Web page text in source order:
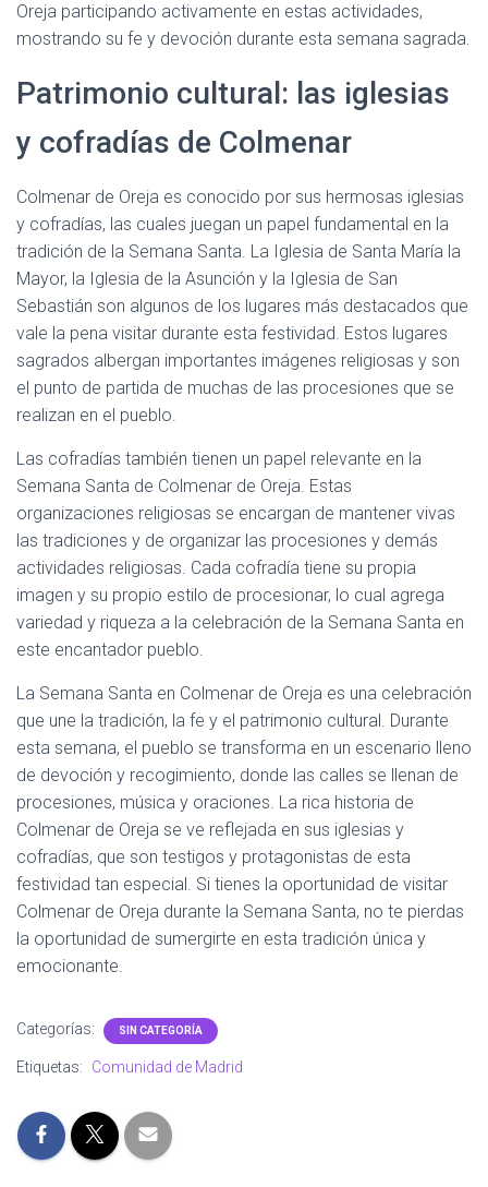
Oreja participando activamente en estas actividades,
mostrando su fe y devoción durante esta semana sagrada.
Patrimonio cultural: las iglesias
y cofradías de Colmenar
Colmenar de Oreja es conocido por sus hermosas iglesias
y cofradías, las cuales juegan un papel fundamental en la
tradición de la Semana Santa. La Iglesia de Santa María la
Mayor, la Iglesia de la Asunción y la Iglesia de San
Sebastián son algunos de los lugares más destacados que
vale la pena visitar durante esta festividad. Estos lugares
sagrados albergan importantes imágenes religiosas y son
el punto de partida de muchas de las procesiones que se
realizan en el pueblo.
Las cofradías también tienen un papel relevante en la
Semana Santa de Colmenar de Oreja. Estas
organizaciones religiosas se encargan de mantener vivas
las tradiciones y de organizar las procesiones y demás
actividades religiosas. Cada cofradía tiene su propia
imagen y su propio estilo de procesionar, lo cual agrega
variedad y riqueza a la celebración de la Semana Santa en
este encantador pueblo.
La Semana Santa en Colmenar de Oreja es una celebración
que une la tradición, la fe y el patrimonio cultural. Durante
esta semana, el pueblo se transforma en un escenario lleno
de devoción y recogimiento, donde las calles se llenan de
procesiones, música y oraciones. La rica historia de
Colmenar de Oreja se ve reflejada en sus iglesias y
cofradías, que son testigos y protagonistas de esta
festividad tan especial. Si tienes la oportunidad de visitar
Colmenar de Oreja durante la Semana Santa, no te pierdas
la oportunidad de sumergirte en esta tradición única y
emocionante.
Categorías: SIN CATEGORÍA
Etiquetas: Comunidad de Madrid